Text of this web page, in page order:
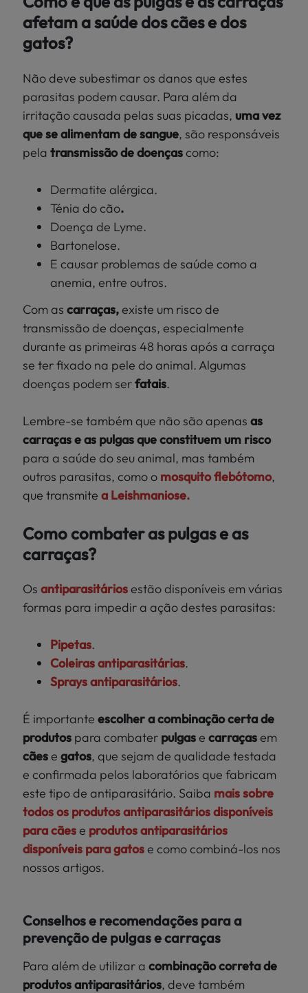
afetam a saúde dos cães e dos
gatos?
Não deve subestimar os danos que estes
parasitas podem causar. Para além da
irritação causada pelas suas picadas, uma vez
que se alimentam desangue, são responsáveis
pela transmissão de doençascomo:
Dermatite alérgica.
Ténia do cão.
Doença de Lyme.
Bartonelose.
E causar problemas de saúde como a
anemia, entre outros.
Com as carraças,existe um risco de
transmissão de doenças, especialmente
durante as primeiras 48 horas após a carraça
se ter fixado na pele do animal. Algumas
doenças podem serfatais.
Lembre-se também que não são apenas as
carraçase as pulgas que constituem um risco
para a saúde do seu animal, mas também
outros parasitas, como o mosquito flebótomo,
que transmite a Leishmaniose.
Como combater as pulgas e as
carraças?
Os antiparasitáriosestão disponíveis em várias
formas para impedir a ação destes parasitas:
Pipetas.
Coleiras antiparasitárias.
Sprays antiparasitários.
É importante escolher a combinação certa de
produtos para combater pulgase carraçasem
cãese gatos, que sejam de qualidade testada
e confirmada pelos laboratórios que fabricam
este tipo de antiparasitário. Saiba mais sobre
todos os produtos antiparasitários disponíveis
para cãese produtos antiparasitários
disponíveis para gatose como combiná-los nos
nossos artigos.
Conselhos e recomendações para a
prevenção de pulgas e carraças
Para além de utilizar a combinação correta de
produtos antiparasitários, deve também